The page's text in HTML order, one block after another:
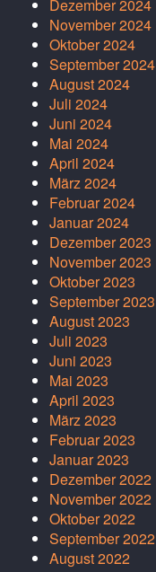
Dezember 2024
November 2024
Oktober 2024
September 2024
August 2024
Juli 2024
Juni 2024
Mai 2024
April 2024
März 2024
Februar 2024
Januar 2024
Dezember 2023
November 2023
Oktober 2023
September 2023
August 2023
Juli 2023
Juni 2023
Mai 2023
April 2023
März 2023
Februar 2023
Januar 2023
Dezember 2022
November 2022
Oktober 2022
September 2022
August 2022